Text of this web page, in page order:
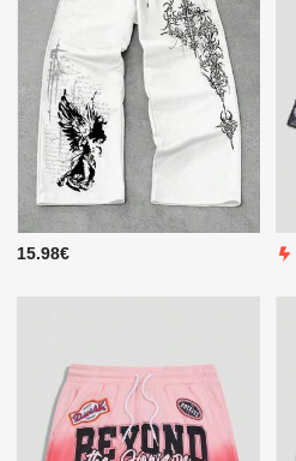
15.98€